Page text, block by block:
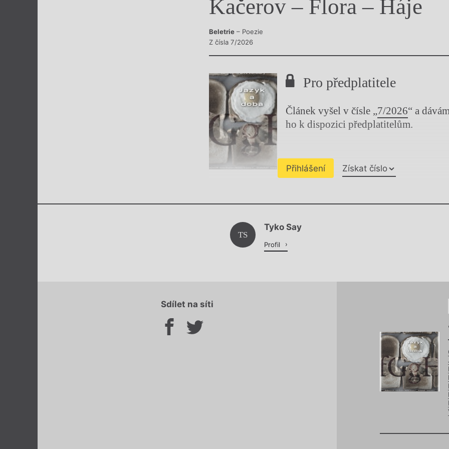
Výroční cenyKačerov – Flora – Háje
Beletrie – Poezie
Z čísla 7/2026
Pro předplatitele
Článek vyšel v čísle „7/2026“ a
ho k dispozici předplatitelům.
Přihlášení Získat číslo
Chviličku.
TS
Tyko Say
Profil
Sdílet na síti